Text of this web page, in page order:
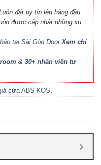
đặt uy tín lên hàng đầu
được cập nhật những xu
tại Sài Gòn DoorXem chi
& 30+ nhân viên tư
cửa ABS KOS,
Hàn Quốc là gì
Hàn Quốc
,Cửa nhựa ABS